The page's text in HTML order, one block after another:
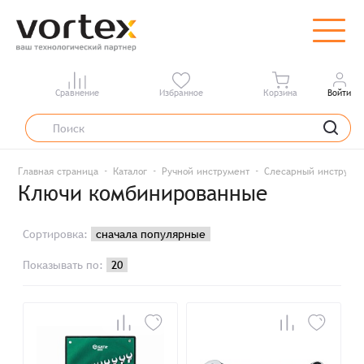
Сравнение Избранное Корзина Войти
Главная страница Каталог Ручной инструмент Слесарный
Ключи комбинированные
Сортировка:
Показывать по: